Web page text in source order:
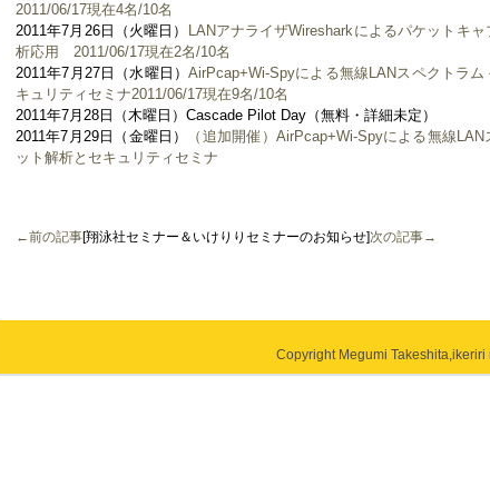
2011/06/17現在4名/10名
2011年7月26日（火曜日）
LANアナライザWiresharkによるパケットキ
析応用 2011/06/17現在2名/10名
2011年7月27日（水曜日）AirPcap+Wi-Spyによる無線LANスペクトラム
キュリティセミナ2011/06/17現在9名/10名
2011年7月28日（木曜日）Cascade Pilot Day（無料・詳細未定）
2011年7月29日（金曜日）
（追加開催）AirPcap+Wi-Spyによる無線
ット解析とセキュリティセミナ
←前の記事[翔泳社セミナー＆いけりりセミナーのお知らせ]次の記事→
Copyright Megumi Takeshita,ikeriri